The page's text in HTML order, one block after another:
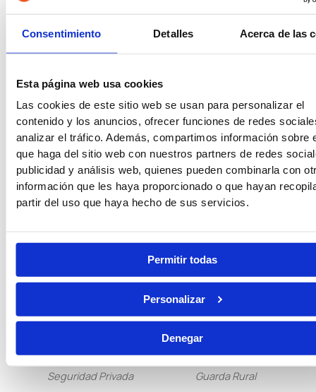
Consentimiento Detalles Acerca de las
Esta página web usa cookies
Las cookies de este sitio web se usan para personalizar el
contenido y los anuncios, ofrecer funciones de redes
analizar el tráfico. Además, compartimos información sobre
que haga del sitio web con nuestros partners de redes
publicidad y análisis web, quienes pueden combinarla con
información que les haya proporcionado o que hayan
partir del uso que haya hecho de sus servicios.
Permitir todas
Personalizar
Denegar
Bomberos Policía Local
Policía Nacional Escala
Básica
Guardia Civil Tropa y Marinería
Vigilancia Aduanera
Instituciones
Auxilio Judicial
Tramitación Procesal Gestión Procesal
Seguridad Privada Guarda Rural